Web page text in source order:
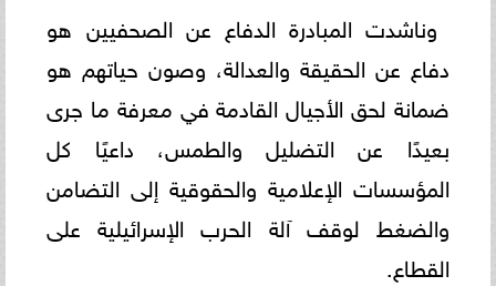
وناشدت المبادرة الدفاع عن الصحفيين هو
دفاع عن الحقيقة والعدالة، وصون حياتهم هو
ضمانة لحق الأجيال القادمة في معرفة ما جرى
بعيدًا عن التضليل والطمس، داعيًا كل
المؤسسات الإعلامية والحقوقية إلى التضامن
والضغط لوقف آلة الحرب الإسرائيلية على
القطاع.